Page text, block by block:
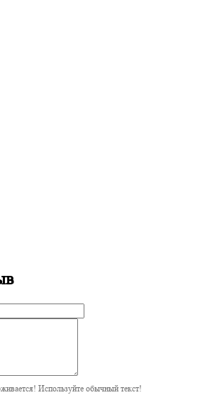
Используйте обычный текст!